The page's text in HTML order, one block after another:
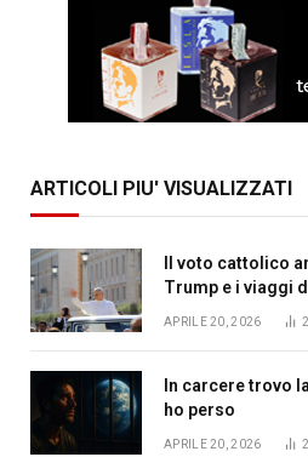
ARTICOLI PIU' VISUALIZZATI
Il voto cattolico
Trump e i viaggi
APRILE 20, 2026
In carcere trovo
ho perso
APRILE 20, 2026